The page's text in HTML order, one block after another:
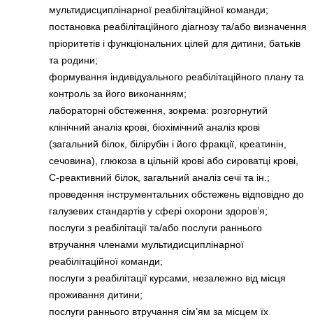
мультидисциплінарної реабілітаційної команди;
постановка реабілітаційного діагнозу та/або визначення
пріоритетів і функціональних цілей для дитини, батьків
та родини;
формування індивідуального реабілітаційного плану та
контроль за його виконанням;
лабораторні обстеження, зокрема: розгорнутий
клінічний аналіз крові, біохімічний аналіз крові
(загальний білок, білірубін і його фракції, креатинін,
сечовина), глюкоза в цільній крові або сироватці крові,
С-реактивний білок, загальний аналіз сечі та ін.;
проведення інструментальних обстежень відповідно до
галузевих стандартів у сфері охорони здоров’я;
послуги з реабілітації та/або послуги раннього
втручання членами мультидисциплінарної
реабілітаційної команди;
послуги з реабілітації курсами, незалежно від місця
проживання дитини;
послуги раннього втручання сім’ям за місцем їх